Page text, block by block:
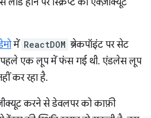
लोड होने पर स्क्रिप्ट को एक्ज़ीक्यूट
में ReactDOM ब्रेकपॉइंट पर सेट
पहले एक लूप में फंस गई थी. एंडलेस लूप
कर रहा है.
करने से डेवलपर को काफ़ी